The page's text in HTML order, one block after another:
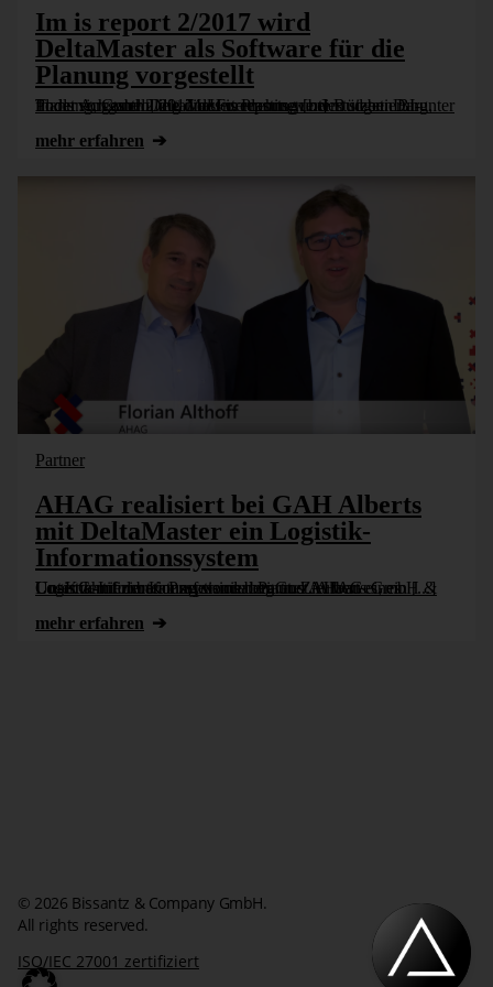
Im is report 2/2017 wird
DeltaMaster als Software für die
Planung vorgestellt
In der Ausgabe 2/2017 des is reports werden sieben BI-Tools vorgestellt, die die Unternehmen bei Budgetierung, Planung, Controlling und Forecasting unterstützen. Darunter findet sich auch DeltaMaster. Planung [...]
mehr erfahren
Partner
AHAG realisiert bei GAH Alberts
mit DeltaMaster ein Logistik-
Informationssystem
Unser zertifizierter Professional Partner AHAG Unternehmensberatung wurde bei Gust. Alberts GmbH & Co. KG mit der Konzeptionierung und Aufbau eines Logistik-Informationssystems betraut. Ziel war es, ein [...]
mehr erfahren
© 2026 Bissantz & Company GmbH.
All rights reserved.
ISO/IEC 27001 zertifiziert